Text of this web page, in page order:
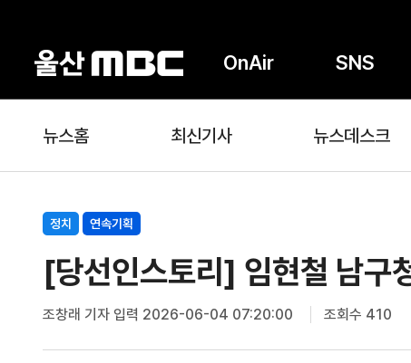
OnAir SNS
뉴스홈 최신기사 뉴스데스크
정치 연속기획
[당선인스토리] 임현철 남구
조창래 기자입력 2026-06-04 07:20:00 조회수 410